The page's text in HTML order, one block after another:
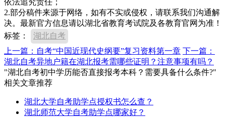
2.部分稿件来源于网络，如有不实或侵权，请联系我们沟通解
决。最新官方信息请以湖北省教育考试院及各教育官网为准！
标签：
湖北自考
上一篇：自考“中国近现代史纲要”复习资料第一章 下一篇：
湖北自考异地户籍在湖北报考需哪些证明？注意事项有吗？
"湖北自考初中学历能否直接报考本科？需要具备什么条件?"
相关文章推荐
湖北大学自考助学点授权书怎么查？
湖北师范大学自考助学点哪家好？